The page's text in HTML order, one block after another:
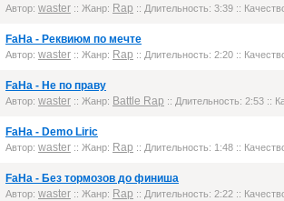
Автор: waster :: Жанр: Rap :: Длительность: 3:39 ::
FaHa - Реквиюм по мечте
Автор: waster :: Жанр: Rap :: Длительность: 2:20 ::
FaHa - Не по праву
Автор: waster :: Жанр: Battle Rap :: Длительность: 2:53 ::
FaHa - Demo Liric
Автор: waster :: Жанр: Rap :: Длительность: 1:48 ::
FaHa - Без тормозов до финиша
Автор: waster :: Жанр: Rap :: Длительность: 2:22 ::